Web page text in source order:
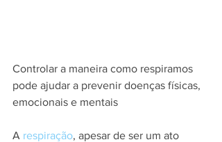
Controlar a maneira como respiramos
pode ajudar a prevenir doenças físicas,
emocionais e mentais
A respiração, apesar de ser um ato